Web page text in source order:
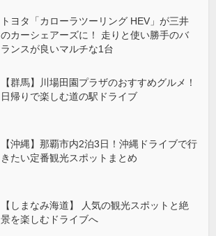
トヨタ「カローラツーリング HEV」が三井
のカーシェアーズに！ 走りと使い勝手のバ
ランスが良いマルチな1台
【群馬】川場田園プラザのおすすめグルメ！
日帰りで楽しむ道の駅ドライブ
【沖縄】那覇市内2泊3日！沖縄ドライブで行
きたい定番観光スポットまとめ
【しまなみ海道】 人気の観光スポットと絶
景を楽しむドライブへ